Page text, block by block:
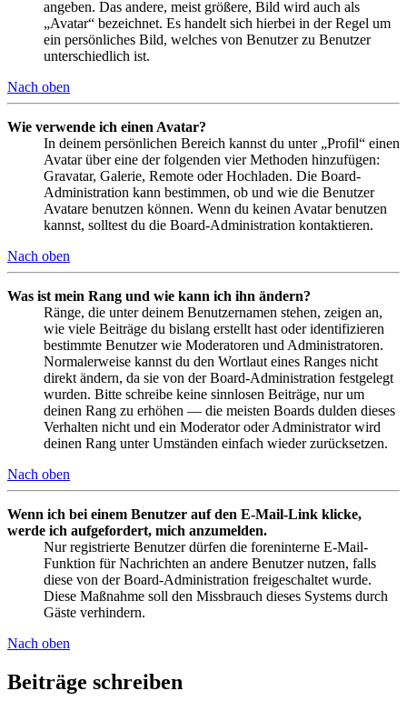
angeben. Das andere, meist größere, Bild wird auch als
„Avatar“ bezeichnet. Es handelt sich hierbei in der Regel um
ein persönliches Bild, welches von Benutzer zu Benutzer
unterschiedlich ist.
Nach oben
Wie verwende ich einen Avatar?
In deinem persönlichen Bereich kannst du unter „Profil“ einen
Avatar über eine der folgenden vier Methoden hinzufügen:
Gravatar, Galerie, Remote oder Hochladen. Die Board-
Administration kann bestimmen, ob und wie die Benutzer
Avatare benutzen können. Wenn du keinen Avatar benutzen
kannst, solltest du die Board-Administration kontaktieren.
Nach oben
Was ist mein Rang und wie kann ich ihn ändern?
Ränge, die unter deinem Benutzernamen stehen, zeigen an,
wie viele Beiträge du bislang erstellt hast oder identifizieren
bestimmte Benutzer wie Moderatoren und Administratoren.
Normalerweise kannst du den Wortlaut eines Ranges nicht
direkt ändern, da sie von der Board-Administration festgelegt
wurden. Bitte schreibe keine sinnlosen Beiträge, nur um
deinen Rang zu erhöhen — die meisten Boards dulden dieses
Verhalten nicht und ein Moderator oder Administrator wird
deinen Rang unter Umständen einfach wieder zurücksetzen.
Nach oben
Wenn ich bei einem Benutzer auf den E-Mail-Link klicke,
werde ich aufgefordert, mich anzumelden.
Nur registrierte Benutzer dürfen die foreninterne E-Mail-
Funktion für Nachrichten an andere Benutzer nutzen, falls
diese von der Board-Administration freigeschaltet wurde.
Diese Maßnahme soll den Missbrauch dieses Systems durch
Gäste verhindern.
Nach oben
Beiträge schreiben